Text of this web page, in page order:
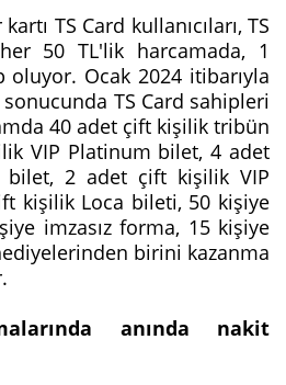
TS Card kullanıcıları, TS
50 TL'lik harcamada, 1
oluyor. Ocak 2024 itibarıyla
TS Card sahipleri
40 adet çift kişilik tribün
VIP Platinum bilet, 4 adet
2 adet çift kişilik VIP
kişilik Loca bileti, 50 kişiye
imzasız forma, 15 kişiye
birini kazanma
anında nakit